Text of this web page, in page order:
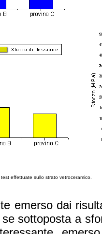
effettuate sullo strato vetroceramico.
emerso dai
sottoposta a